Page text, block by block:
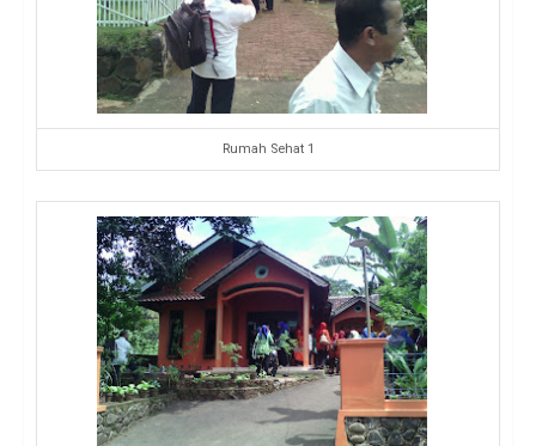
Rumah Sehat 1